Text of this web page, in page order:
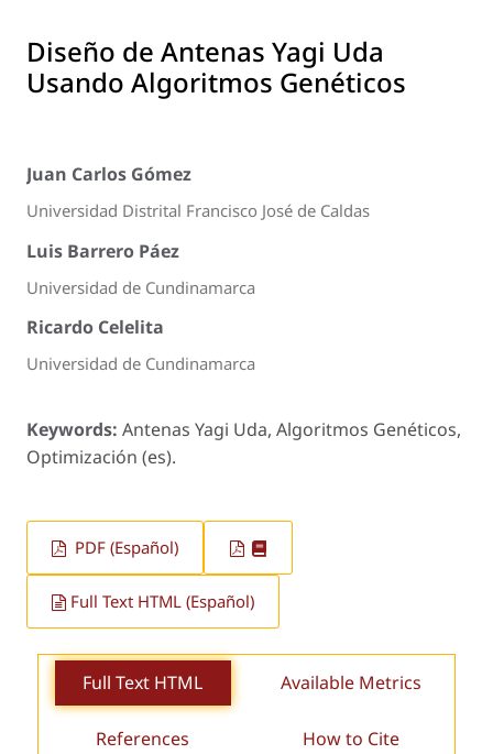
Diseño de Antenas Yagi Uda
Usando Algoritmos Genéticos
Juan Carlos Gómez
Universidad Distrital Francisco José de Caldas
Luis Barrero Páez
Universidad de Cundinamarca
Ricardo Celelita
Universidad de Cundinamarca
Keywords: Antenas Yagi Uda, Algoritmos Genéticos,
Optimización (es).
PDF (Español)
Full Text HTML (Español)
Full Text HTML Available Metrics
References How to Cite